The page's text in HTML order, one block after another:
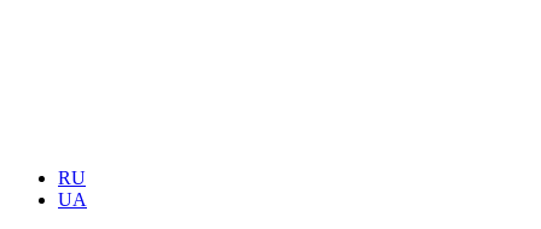
RU
UA